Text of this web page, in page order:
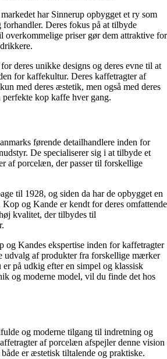
har Sinnerup opbygget et ry som
Deres fokus på at tilbyde
overkommelige priser gør dem attraktive for
deres unikke designs og deres evne til at
for kaffekultur. Deres kaffetragter af
med deres æstetik, men også med deres
kop kaffe hver gang.
førende detailhandlere inden for
De specialiserer sig i at tilbyde et
af porcelæn, der passer til forskellige
til 1928, og siden da har de opbygget en
og Kande er kendt for deres omfattende
kvalitet, der tilbydes til
Kandes ekspertise inden for kaffetragter
udvalg af produkter fra forskellige mærker
er på udkig efter en simpel og klassisk
og moderne model, vil du finde det hos
og moderne tilgang til indretning og
af porcelæn afspejler denne vision
er æstetisk tiltalende og praktiske.